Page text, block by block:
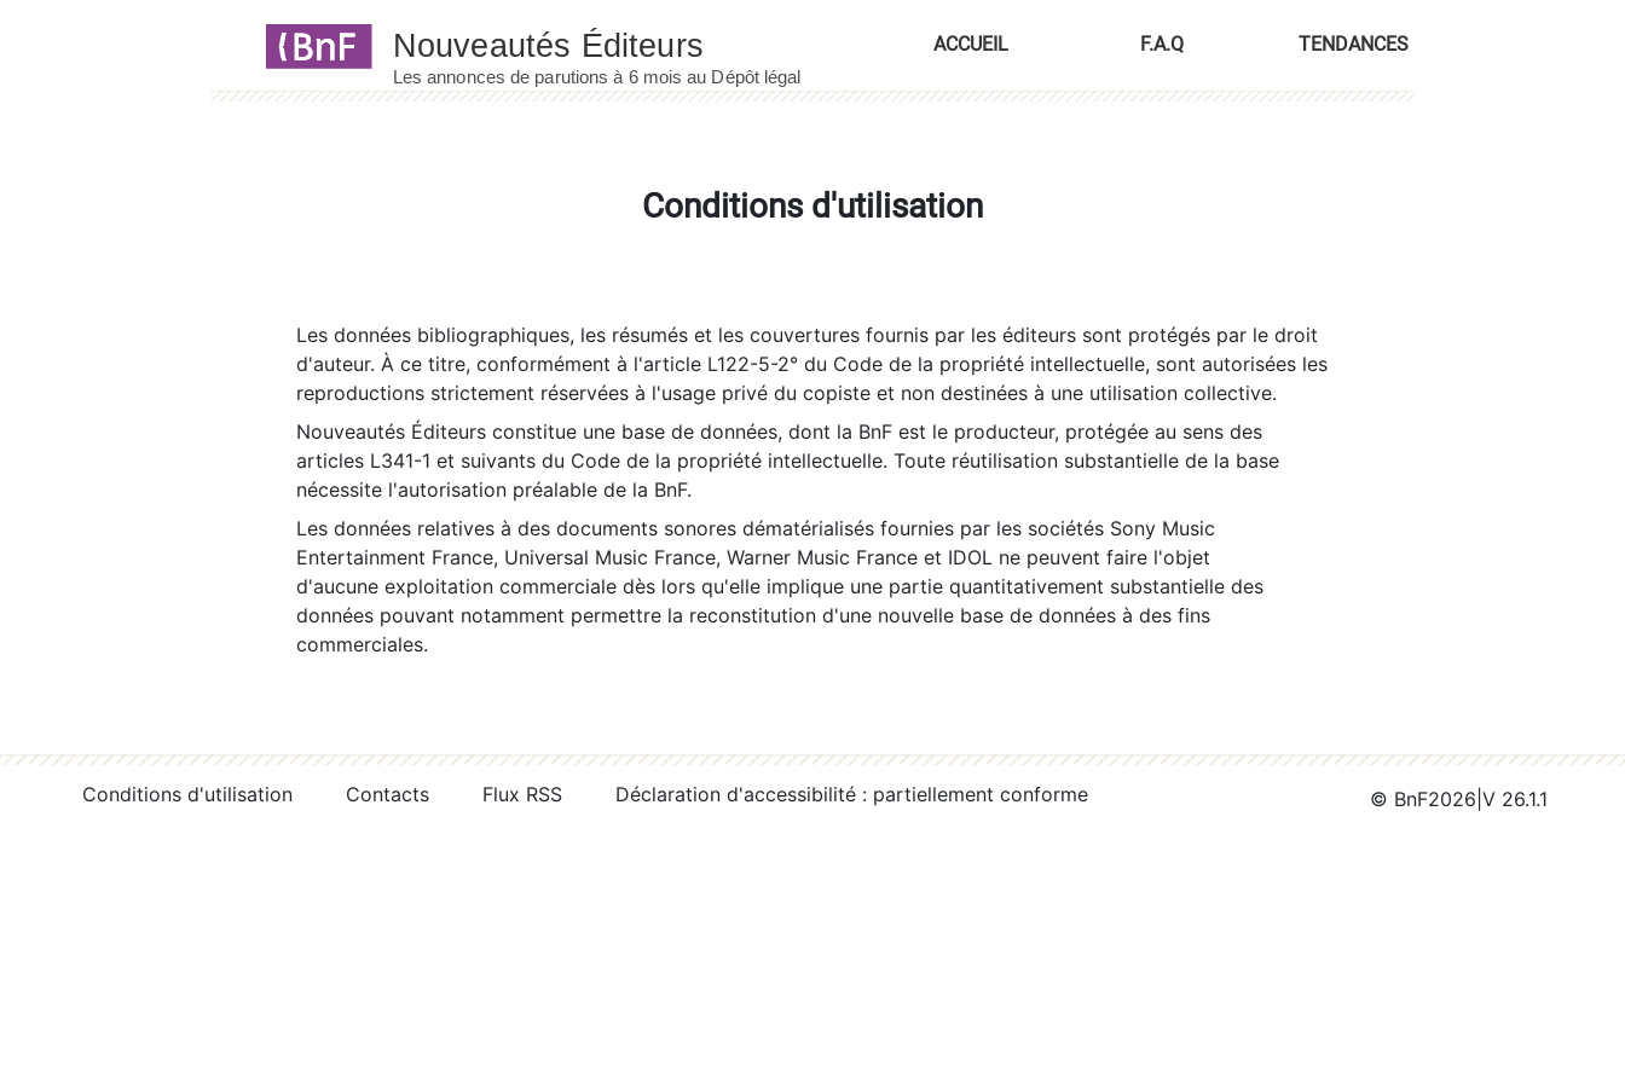
ACCUEIL F.A.Q TENDANCES
Conditions d'utilisation
Les données bibliographiques, les résumés et les couvertures fournis par les éditeurs sont protégés par le droit
d'auteur. À ce titre, conformément à l'article L122-5-2° du Code de la propriété intellectuelle, sont autorisées les
reproductions strictement réservées à l'usage privé du copiste et non destinées à une utilisation collective.
Nouveautés Éditeurs constitue une base de données, dont la BnF est le producteur, protégée au sens des
articles L341-1 et suivants du Code de la propriété intellectuelle. Toute réutilisation substantielle de la base
nécessite l'autorisation préalable de la BnF.
Les données relatives à des documents sonores dématérialisés fournies par les sociétés Sony Music
Entertainment France, Universal Music France, Warner Music France et IDOL ne peuvent faire l'objet
d'aucune exploitation commerciale dès lors qu'elle implique une partie quantitativement substantielle des
données pouvant notamment permettre la reconstitution d'une nouvelle base de données à des fins
commerciales.
Conditions d'utilisation Contacts Flux RSS Déclaration d'accessibilité : partiellement conforme © BnF2026 V 26.1.1